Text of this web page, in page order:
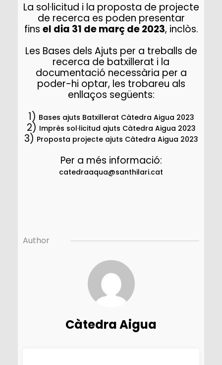
La sol·licitud i la proposta de projecte
de recerca es poden presentar
fins el dia 31 de març de 2023, inclòs.
Les Bases dels Ajuts per a treballs de
recerca de batxillerat i la
documentació necessària per a
poder-hi optar, les trobareu als
enllaços següents:
1) Bases ajuts Batxillerat Càtedra Aigua 2023
2) Imprès sol·licitud ajuts Càtedra Aigua 2023
3) Proposta projecte ajuts Càtedra Aigua 2023
Per a més informació:
catedraaqua@santhilari.cat
Author
Càtedra Aigua